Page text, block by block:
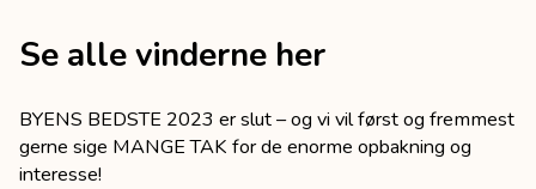
Se alle vinderne her
BYENS BEDSTE 2023 er slut – og vi vil først og fremmest
gerne sige MANGE TAK for de enorme opbakning og
interesse!